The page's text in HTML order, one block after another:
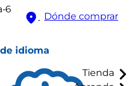
Dónde comprar
idioma
Tienda
6